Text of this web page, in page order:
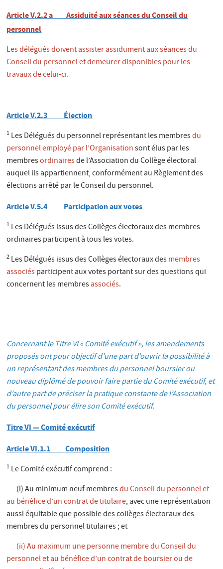
Article V.2.2 a Assiduité aux séances du Conseil du
personnel
Les délégués doivent assister assidument aux séances du
Conseil du personnel et demeurer disponibles pour les
travaux de celui-ci.
Article V.2.3 Élection
1 Les Délégués du personnel représentant les membresdu
personnel employé par l’Organisationsont élus par les
membresordinairesde l’Association du Collège électoral
auquel ils appartiennent, conformément au Règlement des
élections arrêté par le Conseil du personnel.
Article V.5.4 Participation aux votes
1 Les Délégués issus des Collèges électoraux des membres
ordinaires participent à tous les votes.
2 Les Délégués issus des Collèges électoraux desmembres
associésparticipent aux votes portant sur des questions qui
concernent les membresassociés.
Concernant le Titre VI « Comité exécutif », les amendements
proposés ont pour objectif d’une part d’ouvrir la possibilité à
un représentant des membres du personnel boursier ou
nouveau diplômé de pouvoir faire partie du Comité exécutif, et
d’autre part de préciser la pratique constante de l’Association
du personnel pour élire son Comité exécutif.
Titre VI — Comité exécutif
Article VI.1.1 Composition
1 Le Comité exécutif comprend :
(i) Au minimum neuf membresdu Conseil du personnel et
au bénéfice d’un contrat de titulaire, avec une représentation
aussi équitable que possible des collèges électoraux des
membres du personnel titulaires ; et
(ii) Au maximum une personne membre du Conseil du
personnel et au bénéfice d’un contrat de boursier ou de